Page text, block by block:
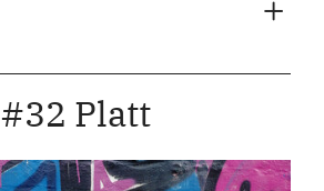
#32 Platt